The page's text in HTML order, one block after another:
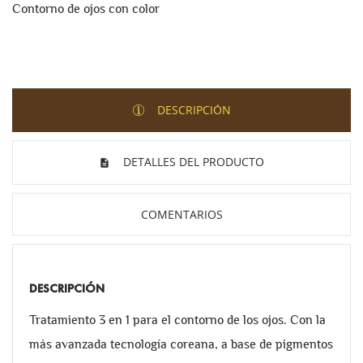
Contorno de ojos con color
DESCRIPCIÓN
DETALLES DEL PRODUCTO
COMENTARIOS
DESCRIPCIÓN
Tratamiento 3 en 1 para el contorno de los ojos. Con la
más avanzada tecnología coreana, a base de pigmentos